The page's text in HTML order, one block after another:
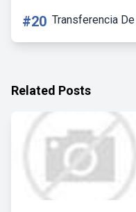
#20 Transferencia
Related Posts